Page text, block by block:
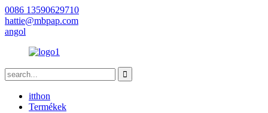
0086 13590629710
hattie@mbpap.com
angol
itthon
Termékek